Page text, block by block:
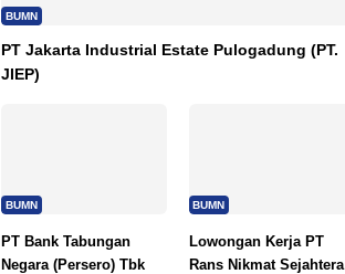
BUMN
PT Jakarta Industrial Estate Pulogadung (PT.
JIEP)
BUMN
PT Bank Tabungan
Negara (Persero) Tbk
BUMN
Lowongan Kerja PT
Rans Nikmat Sejahtera